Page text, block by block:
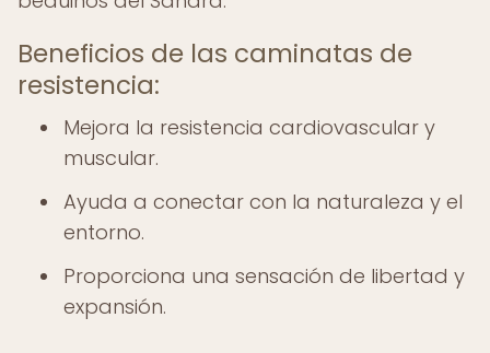
Beneficios de las caminatas de
resistencia:
Mejora la resistencia cardiovascular y
muscular.
Ayuda a conectar con la naturaleza y el
entorno.
Proporciona una sensación de libertad y
expansión.